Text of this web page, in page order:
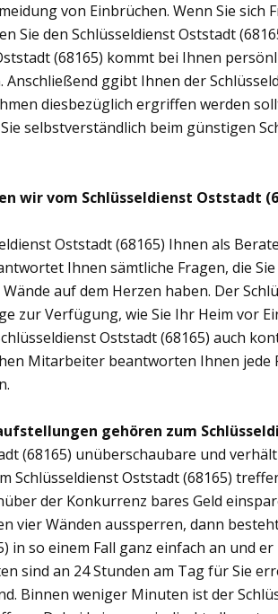
von Einbrüchen. Wenn Sie sich
Sie den Schlüsseldienst Oststadt
(68165) kommt bei Ihnen
ggibt Ihnen der
diesbezüglich ergriffen werden
selbstverständlich beim günstigen
wir vom Schlüsseldienst Oststadt
Oststadt (68165) Ihnen als
Ihnen sämtliche Fragen, die
auf dem Herzen haben. Der
zur Verfügung, wie Sie Ihr Heim vor
Oststadt (68165) auch
Mitarbeiter beantworten Ihnen jede
gehören zum
(68165) unüberschaubare und
Schlüsseldienst Oststadt (68165)
der Konkurrenz bares Geld
vier Wänden aussperren, dann
in so einem Fall ganz einfach an und
sind an 24 Stunden am Tag für Sie
Binnen weniger Minuten ist der